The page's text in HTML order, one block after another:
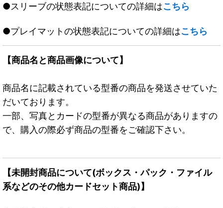
●スリーブの状態表記についての詳細はこちら
●プレイマットの状態表記についての詳細はこちら
【商品名と商品画像について】
商品名に記載されている型番の商品を発送させていた
だいております。
一部、写真とカードの型番が異なる商品がありますの
で、購入の際必ず商品の型番をご確認下さい。
【未開封商品について(ボックス・パック・ファイル
系などのその他カードセット商品)】